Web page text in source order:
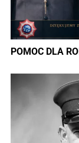
POMOC DLA